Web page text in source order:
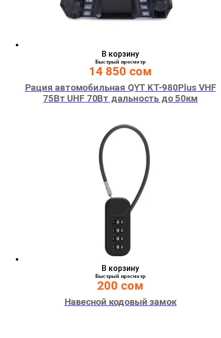
В корзину
Быстрый просмотр
Рация автомобильная QYT KT-980Plus VHF
75Вт UHF 70Вт дальность до 50км
14 850 сом
В корзину
Быстрый просмотр
Навесной кодовый замок
200 сом